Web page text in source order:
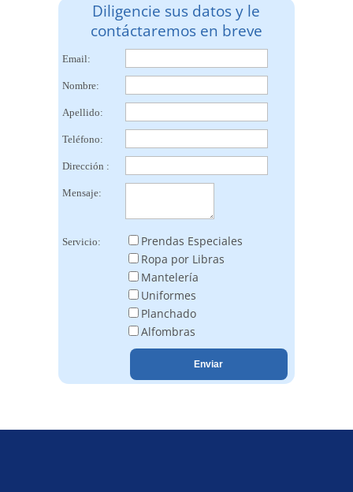
Diligencie sus datos y le
contáctaremos en breve
Email:
Nombre:
Apellido:
Teléfono:
Dirección :
Mensaje:
Servicio:
Prendas Especiales
Ropa por Libras
Mantelería
Uniformes
Planchado
Alfombras